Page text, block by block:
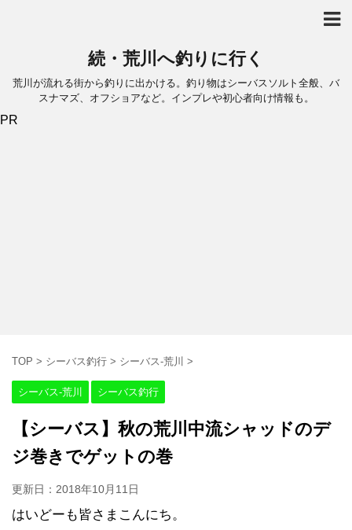
続・荒川へ釣りに行く
荒川が流れる街から釣りに出かける。釣り物はシーバスソルト全般、バ
スナマズ、オフショアなど。インプレや初心者向け情報も。
PR
TOP > シーバス釣行 > シーバス-荒川 >
シーバス-荒川 シーバス釣行
【シーバス】秋の荒川中流シャッドのデ
ジ巻きでゲットの巻
更新日： 2018年10月11日
はいどーも皆さまこんにち。